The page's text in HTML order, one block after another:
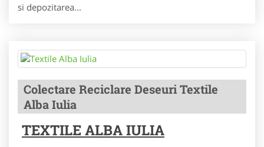
si depozitarea...
Colectare Reciclare Deseuri Textile
Alba Iulia
TEXTILE ALBA IULIA